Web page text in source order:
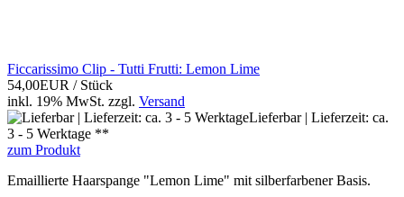
Ficcarissimo Clip - Tutti Frutti: Lemon Lime
54,00EUR / Stück
inkl. 19% MwSt. zzgl. Versand
Lieferbar | Lieferzeit: ca.
3 - 5 Werktage **
zum Produkt
Emaillierte Haarspange "Lemon Lime" mit silberfarbener Basis.